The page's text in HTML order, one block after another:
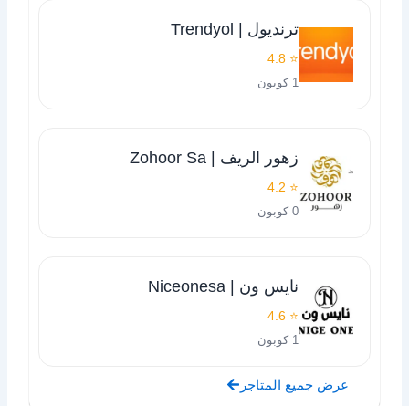
ترنديول | Trendyol
⭐ 4.8
1 كوبون
زهور الريف | Zohoor Sa
⭐ 4.2
0 كوبون
نايس ون | Niceonesa
⭐ 4.6
1 كوبون
عرض جميع المتاجر